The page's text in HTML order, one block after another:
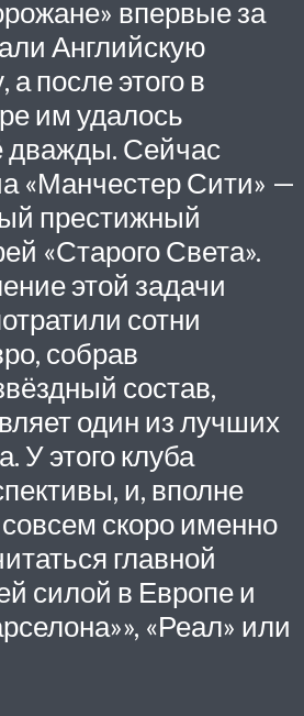
впервые за
Английскую
после этого в
им удалось
дважды. Сейчас
«Манчестер Сити» —
престижный
«Старого Света».
этой задачи
сотни
собрав
состав,
один из лучших
У этого клуба
и, вполне
скоро именно
главной
силой в Европе и
«Реал» или